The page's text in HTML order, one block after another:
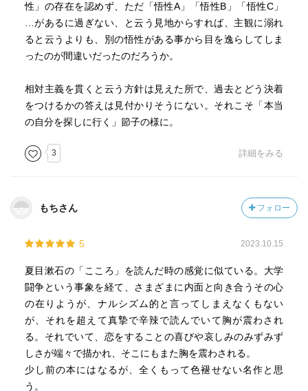
性」の存在を認めず、ただ「悟性A」「悟性B」「悟性C」
…があるに過ぎない、と云う見地からすれば、主観に溺れ
ると云うよりも、別の悟性がある事から目を逸らしてしま
ったのが間違いだったのだろうか。
相対主義を貫くと云う方針は見えた所で、過去とどう決着
をつけるかの答えは見付かりそうにない。それこそ「本当
の自分を探しに行く」節子の様に。
3 詳細をみる
もちさん フォロー
5 2023.10.15
夏目漱石の「こころ」を読んだ時の感覚に似ている。大学
闘争という事象を経て、さまざまに内面と向き合うその心
の在りようが、ナルシズム的と言ってしまえなくもない
が、それを超えて真摯で辛辣で読んでいて胸が震わされ
る。それでいて、恋をすることの喜びや哀しみのみずみず
しさが端々で描かれ、そこにもまた胸を震わされる。
少し前の本にはなるが、全くもって色褪せない名作と思
う。